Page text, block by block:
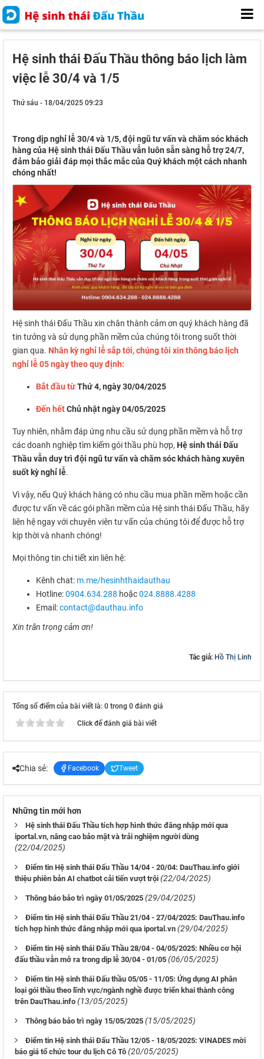
Hệ sinh thái Đấu Thầu thông báo lịch làm
việc lễ 30/4 và 1/5
Thứ sáu - 18/04/2025 09:23
Trong dịp nghỉ lễ 30/4 và 1/5, đội ngũ tư vấn và chăm sóc khách
hàng của Hệ sinh thái Đấu Thầu vẫn luôn sẵn sàng hỗ trợ 24/7,
đảm bảo giải đáp mọi thắc mắc của Quý khách một cách nhanh
chóng nhất!
Hệ sinh thái Đấu Thầu xin chân thành cảm ơn quý khách hàng đã
tin tưởng và sử dụng phần mềm của chúng tôi trong suốt thời
gian qua. Nhân kỳ nghỉ lễ sắp tới, chúng tôi xin thông báo lịch
nghỉ lễ 05 ngày theo quy định:
Bắt đầu từThứ 4, ngày 30/04/2025
Đến hếtChủ nhật ngày 04/05/2025
Tuy nhiên, nhằm đáp ứng nhu cầu sử dụng phần mềm và hỗ trợ
các doanh nghiệp tìm kiếm gói thầu phù hợp, Hệ sinh thái Đấu
Thầu vẫn duy trì đội ngũ tư vấn và chăm sóc khách hàng xuyên
suốt kỳ nghỉ lễ.
Vì vậy, nếu Quý khách hàng có nhu cầu mua phần mềm hoặc cần
được tư vấn về các gói phần mềm của Hệ sinh thái Đấu Thầu, hãy
liên hệ ngay với chuyên viên tư vấn của chúng tôi để được hỗ trợ
kịp thời và nhanh chóng!
Mọi thông tin chi tiết xin liên hệ:
Kênh chat: m.me/hesinhthaidauthau
Hotline:0904.634.288 hoặc024.8888.4288
Email:contact@dauthau.info
Xin trân trọng cảm ơn!
Tác giả: Hồ Thị Linh
Tổng số điểm của bài viết là: 0 trong 0 đánh giá
Click để đánh giá bài viết
Chia sẻ: Facebook Tweet
Những tin mới hơn
Hệ sinh thái Đấu Thầu tích hợp hình thức đăng nhập mới qua
iportal.vn, nâng cao bảo mật và trải nghiệm người dùng
(22/04/2025)
Điểm tin Hệ sinh thái Đấu Thầu 14/04 - 20/04: DauThau.info giới
thiệu phiên bản AI chatbot cải tiến vượt trội (22/04/2025)
Thông báo bảo trì ngày 01/05/2025 (29/04/2025)
Điểm tin Hệ sinh thái Đấu Thầu 21/04 - 27/04/2025: DauThau.info
tích hợp hình thức đăng nhập mới qua iportal.vn (29/04/2025)
Điểm tin Hệ sinh thái Đấu Thầu 28/04 - 04/05/2025: Nhiều cơ hội
đấu thầu vẫn mở ra trong dịp lễ 30/04 - 01/05 (06/05/2025)
Điểm tin Hệ sinh thái Đấu thầu 05/05 - 11/05: Ứng dụng AI phân
loại gói thầu theo lĩnh vực/ngành nghề được triển khai thành công
trên DauThau.info (13/05/2025)
Thông báo bảo trì ngày 15/05/2025 (15/05/2025)
Điểm tin Hệ sinh thái Đấu Thầu 12/05 - 18/05/2025: VINADES mời
báo giá tổ chức tour du lịch Cô Tô (20/05/2025)